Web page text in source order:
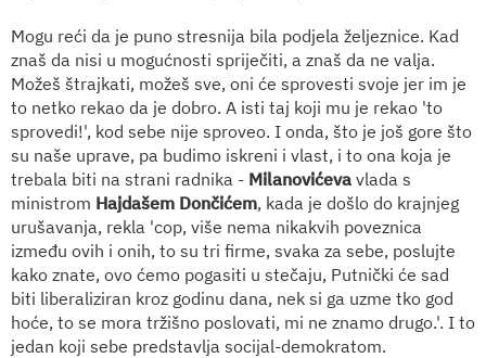
Mogu reći da je puno stresnija bila podjela željeznice. Kad
znaš da nisi u mogućnosti spriječiti, a znaš da ne valja.
Možeš štrajkati, možeš sve, oni će sprovesti svoje jer im je
to netko rekao da je dobro. A isti taj koji mu je rekao 'to
sprovedi!', kod sebe nije sproveo. I onda, što je još gore što
su naše uprave, pa budimo iskreni i vlast, i to ona koja je
trebala biti na strani radnika - Milanovićeva vlada s
ministrom Hajdašem Dončićem, kada je došlo do krajnjeg
urušavanja, rekla 'cop, više nema nikakvih poveznica
između ovih i onih, to su tri firme, svaka za sebe, poslujte
kako znate, ovo ćemo pogasiti u stečaju, Putnički će sad
biti liberaliziran kroz godinu dana, nek si ga uzme tko god
hoće, to se mora tržišno poslovati, mi ne znamo drugo.'. I to
jedan koji sebe predstavlja socijal-demokratom.